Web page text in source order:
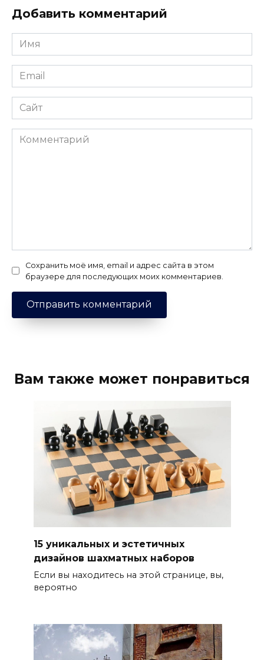
Добавить комментарий
Имя
*
Email
*
Сайт
Комментарий
Сохранить моё имя, email и адрес сайта в этом
браузере для последующих моих комментариев.
Вам также может понравиться
15 уникальных и эстетичных
дизайнов шахматных наборов
Если вы находитесь на этой странице, вы,
вероятно